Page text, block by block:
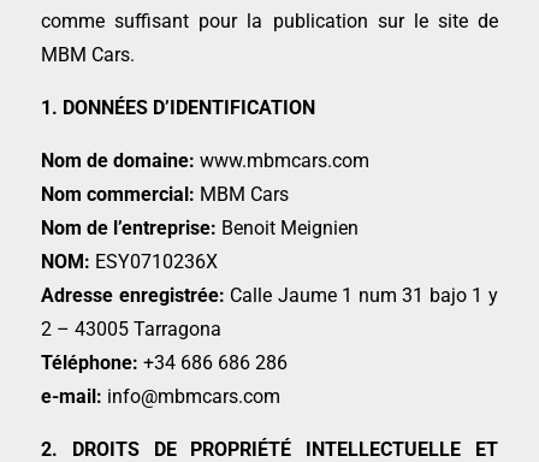
comme suffisant pour la publication sur le site de
MBM Cars.
1. DONNÉES D’IDENTIFICATION
Nom de domaine: www.mbmcars.com
Nom commercial: MBM Cars
Nom de l’entreprise: Benoit Meignien
NOM: ESY0710236X
Adresse enregistrée: Calle Jaume 1 num 31 bajo 1 y
2 – 43005 Tarragona
Téléphone: +34 686 686 286
e-mail: info@mbmcars.com
2. DROITS DE PROPRIÉTÉ INTELLECTUELLE ET